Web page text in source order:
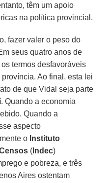
têm um apoio
na política provincial.
fazer valer o peso do
seus quatro anos de
termos desfavoráveis
Ao final, esta lei
de que Vidal seja parte
. Quando a economia
Quando a
aspecto
o Instituto
( Indec)
e pobreza, e três
Aires ostentam